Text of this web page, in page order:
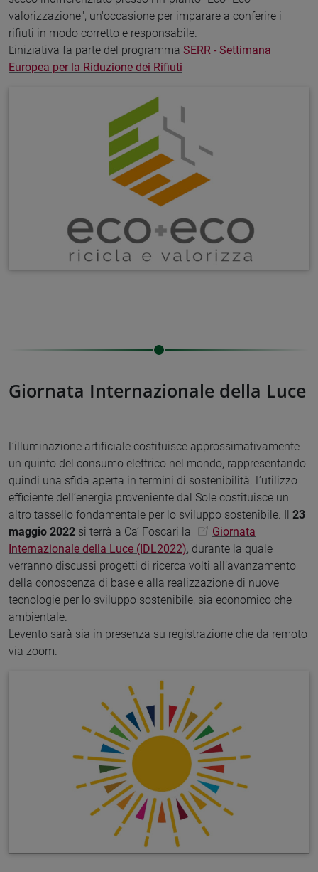
valorizzazione", un'occasione per imparare a conferire i
rifiuti in modo corretto e responsabile.
L’iniziativa fa parte del programma SERR - Settimana
Europea per la Riduzione dei Rifiuti
Giornata Internazionale della Luce
L’illuminazione artificiale costituisce approssimativamente
un quinto del consumo elettrico nel mondo, rappresentando
quindi una sfida aperta in termini di sostenibilità. L’utilizzo
efficiente dell’energia proveniente dal Sole costituisce un
altro tassello fondamentale per lo sviluppo sostenibile. Il 23
maggio 2022 si terrà a Ca’ Foscari la
Giornata
Internazionale della Luce (IDL2022), durante la quale
verranno discussi progetti di ricerca volti all’avanzamento
della conoscenza di base e alla realizzazione di nuove
tecnologie per lo sviluppo sostenibile, sia economico che
ambientale.
L'evento sarà sia in presenza su registrazione che da remoto
via zoom.